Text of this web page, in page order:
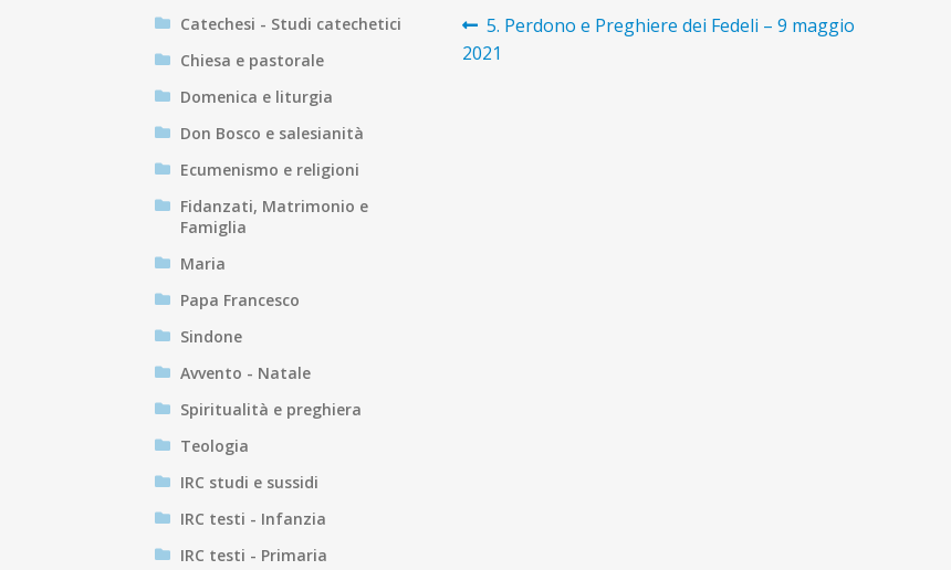
Navigazione
articoli
Articolo
precedente:
5. Perdono e Preghiere dei Fedeli – 9 maggio
2021
Catechesi - Studi catechetici
Chiesa e pastorale
Domenica e liturgia
Don Bosco e salesianità
Ecumenismo e religioni
Fidanzati, Matrimonio e
Famiglia
Maria
Papa Francesco
Sindone
Avvento - Natale
Spiritualità e preghiera
Teologia
IRC studi e sussidi
IRC testi - Infanzia
IRC testi - Primaria